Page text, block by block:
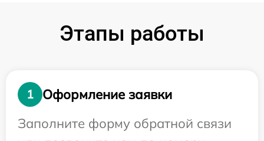
Этапы работы
1
Оформление заявки
Заполните форму обратной связи